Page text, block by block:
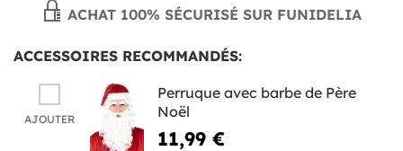
ACHAT 100% SÉCURISÉ SUR FUNIDELIA
ACCESSOIRES RECOMMANDÉS:
AJOUTER
Perruque avec barbe de Père
Noël
11,99 €